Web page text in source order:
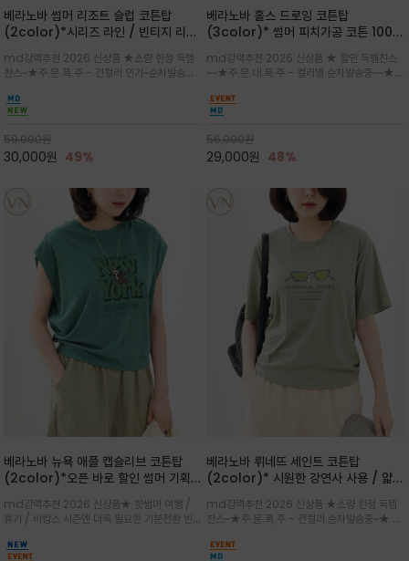
베라노바 썸머 리조트 슬럽 코튼탑
(2color)*시리즈 라인 / 빈티지 리조
는 가벼운 코튼 터치의 반팔 티셔츠입니
다
md강력추천 2026 신상품 ★소량 한정 득템
찬스~★주.문.폭.주 - 전컬러 인기~순차발송중
아(Sepia)나 파스텔 톤의 해변 풍경으로 세련
된 뮤트톤 컬러 팔레트로 빈티지한 무드의 선샤
인 프린트가 더해져 담백하면서도 감각
59,000원
30,000원 49%
베라노바 홀스 드로잉 코튼탑
(3color)* 썸머 피치가공 코튼 100프
의 미를 살려 말의 윤곽선만 스케치하여
감성을 담은 아이템
md강력추천 2026 신상품 ★ 할인 득템찬스
~~★주.문.대.폭.주 - 컬러별 순차발송중~~★프
말(Horse) 드로잉 티셔츠는 여유로운 실루엣과
감각적인 아트워크로 고급스러운 여름 스타일링
을 완성할 수 있습니다
56,000원
29,000원 48%
베라노바 뉴욕 애플 캡슬리브 코튼탑
(2color)*오픈 바로 할인 썸머 기획
★ 한정수량 제작 ★ 강연 코튼으로 빈
티지 프린트로 여름 하의와 모두 잘어울
리는 그래픽
md강력추천 2026 신상품★ 핫썸머 여행 /
휴가 / 바캉스 시즌엔 더욱 필요한 기분전환 빈티
부에 산뜻하게 닿는 프리미엄 /답답함 없는 라운
베라노바 뤼네뜨 세인트 코튼탑
(2color)* 시원한 강연사 사용 / 얇고
피부에 잘 달라붙지 않아 통기성이 탁월
md강력추천 2026 신상품 ★소량 한정 득템
찬스~★주.문.폭.주 - 전컬러 순차발송중~★ 감
라인과 여유 있는 스탠다드 핏으로 부담 없이 착